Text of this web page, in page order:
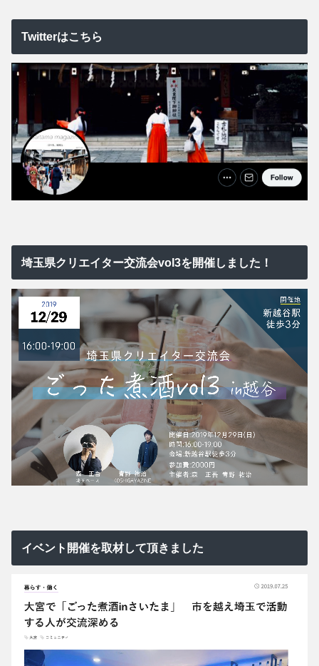
Twitterはこちら
埼玉県クリエイター交流会vol3を開催しました！
イベント開催を取材して頂きました